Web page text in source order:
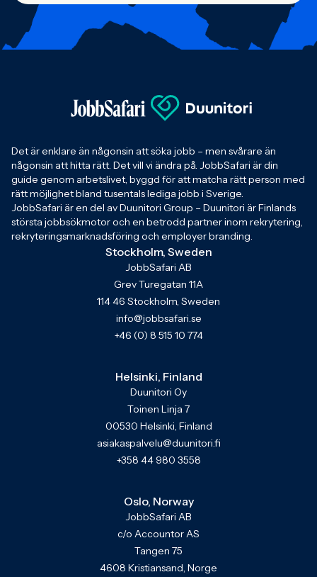
Det är enklare än någonsin att söka jobb – men svårare än
någonsin att hitta rätt. Det vill vi ändra på. JobbSafari är din
guide genom arbetslivet, byggd för att matcha rätt person med
rätt möjlighet bland tusentals lediga jobb i Sverige.
JobbSafari är en del av Duunitori Group – Duunitori är Finlands
största jobbsökmotor och en betrodd partner inom rekrytering,
rekryteringsmarknadsföring och employer branding.
Stockholm, Sweden
JobbSafari AB
Grev Turegatan 11A
114 46 Stockholm, Sweden
info@jobbsafari.se
+46 (0) 8 515 10 774
Helsinki, Finland
Duunitori Oy
Toinen Linja 7
00530 Helsinki, Finland
asiakaspalvelu@duunitori.fi
+358 44 980 3558
Oslo, Norway
JobbSafari AB
c/o Accountor AS
Tangen 75
4608 Kristiansand, Norge